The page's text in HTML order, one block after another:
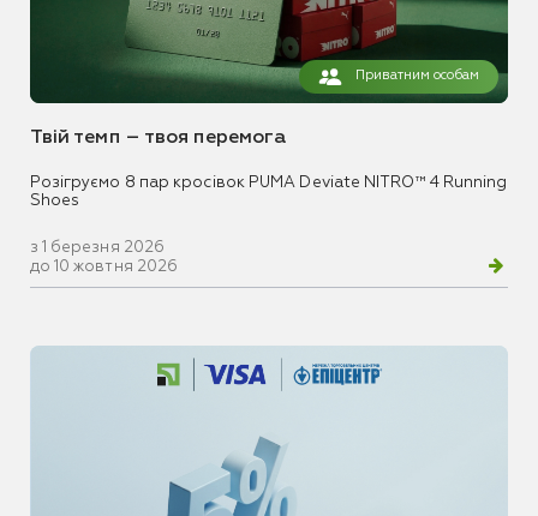
Приватним особам
Твій темп – твоя перемога
Розігруємо 8 пар кросівок PUMA Deviate NITRO™ 4 Running
Shoes
з 1 березня 2026
до 10 жовтня 2026